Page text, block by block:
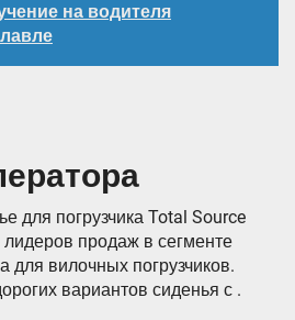
на водителя
для погрузчика Total Source
продаж в сегменте
для вилочных погрузчиков.
вариантов сиденья с .